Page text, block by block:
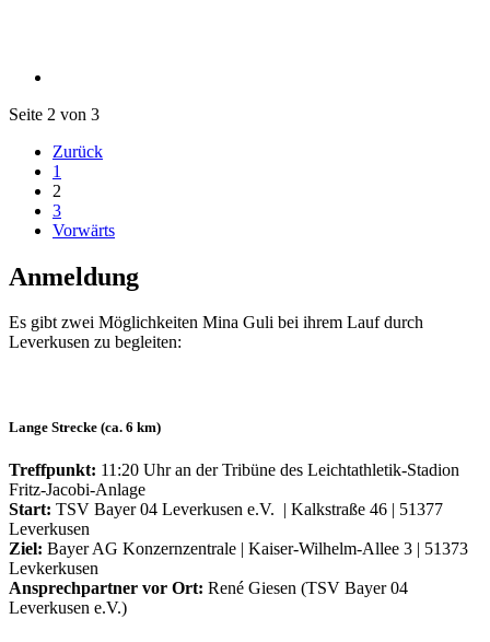
Seite 2 von 3
Zurück
1
2
3
Vorwärts
Anmeldung
Es gibt zwei Möglichkeiten Mina Guli bei ihrem Lauf durch
Leverkusen zu begleiten:
Lange Strecke (ca. 6 km)
Treffpunkt: 11:20 Uhr an der Tribüne des Leichtathletik-Stadion
Fritz-Jacobi-Anlage
Start: TSV Bayer 04 Leverkusen e.V. | Kalkstraße 46 | 51377
Leverkusen
Ziel: Bayer AG Konzernzentrale | Kaiser-Wilhelm-Allee 3 | 51373
Levkerkusen
Ansprechpartner vor Ort: René Giesen (TSV Bayer 04
Leverkusen e.V.)